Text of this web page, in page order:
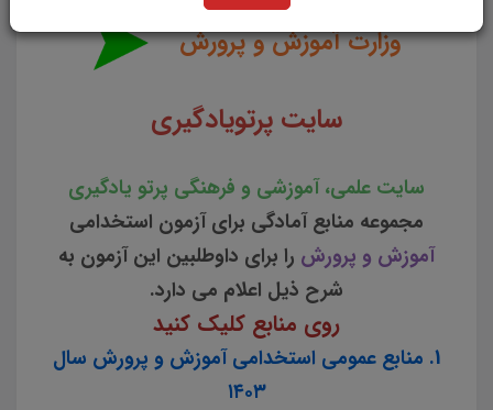
وزارت آموزش و پرورش
سایت پرتویادگیری
سایت علمی، آموزشی و فرهنگی پرتو یادگیری
مجموعه منابع آمادگی برای آزمون استخدامی
آموزش و پرورش را برای داوطلبین این آزمون به
شرح ذیل اعلام می دارد.
روی منابع کلیک کنید
1. منابع عمومی استخدامی آموزش و پرورش سال
۱۴۰۳